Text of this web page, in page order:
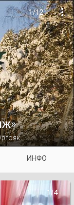

1/12
ИНФО
1/4